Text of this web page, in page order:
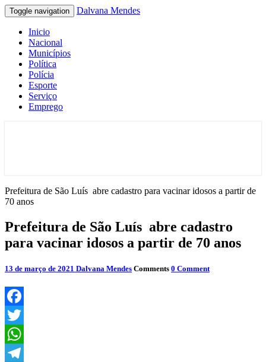
Toggle navigation Dalvana Mendes
Inicio
Nacional
Municípios
Política
Polícia
Esporte
Serviço
Emprego
Prefeitura de São Luís abre cadastro para vacinar idosos a partir de
70 anos
Prefeitura de São Luís abre cadastro
para vacinar idosos a partir de 70 anos
13 de março de 2021 Dalvana Mendes Comments 0 Comment
Facebook
Twitter
WhatsApp